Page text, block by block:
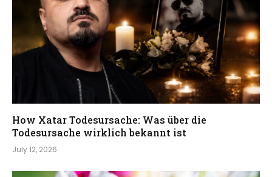
How Xatar Todesursache: Was über die
Todesursache wirklich bekannt ist
July 12, 2026